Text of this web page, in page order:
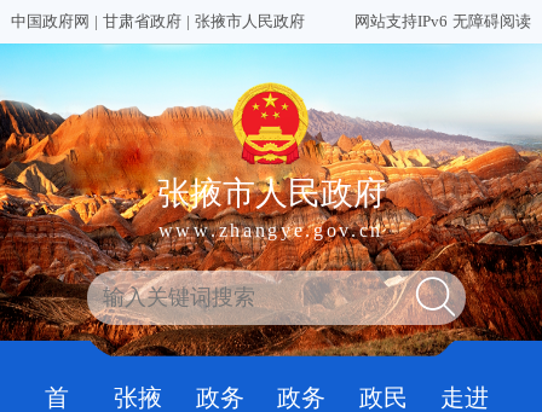
中国政府网 | 甘肃省政府 | 张掖市人民政府 网站支持IPv6 无障碍阅读
张掖市人民政府
www.zhangye.gov.cn
首
张掖
政务
政务
政民
走进